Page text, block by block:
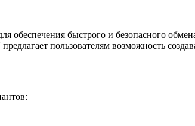
обеспечения быстрого и безопасного
пользователям возможность